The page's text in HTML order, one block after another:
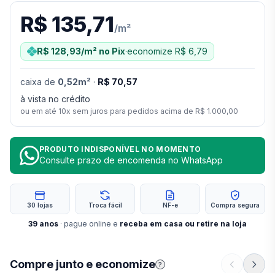
Compre junto e economize ?
R$ 135,71/m²
R$ 128,93/m² no Pix·economize R$ 6,79
caixa de 0,52m² · R$ 70,57
à vista no crédito
ou em até 10x sem juros para pedidos acima de R$ 1.000,00
PRODUTO INDISPONÍVEL NO MOMENTO
Consulte prazo de encomenda no WhatsApp
30 lojas Troca fácil NF-e Compra segura
39 anos · pague online e receba em casa ou retire na loja